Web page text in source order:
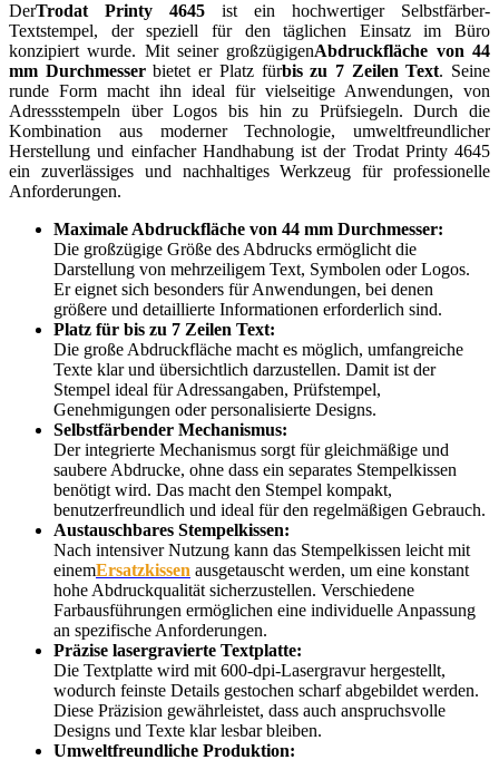
DerTrodat Printy 4645 ist ein hochwertiger Selbstfärber-
Textstempel, der speziell für den täglichen Einsatz im Büro
konzipiert wurde. Mit seiner großzügigenAbdruckfläche von 44
mm Durchmesserbietet er Platz fürbis zu 7 Zeilen Text. Seine
runde Form macht ihn ideal für vielseitige Anwendungen, von
Adressstempeln über Logos bis hin zu Prüfsiegeln. Durch die
Kombination aus moderner Technologie, umweltfreundlicher
Herstellung und einfacher Handhabung ist der Trodat Printy 4645
ein zuverlässiges und nachhaltiges Werkzeug für professionelle
Anforderungen.
Maximale Abdruckfläche von 44 mm Durchmesser:
Die großzügige Größe des Abdrucks ermöglicht die
Darstellung von mehrzeiligem Text, Symbolen oder Logos.
Er eignet sich besonders für Anwendungen, bei denen
größere und detaillierte Informationen erforderlich sind.
Platz für bis zu 7 Zeilen Text:
Die große Abdruckfläche macht es möglich, umfangreiche
Texte klar und übersichtlich darzustellen. Damit ist der
Stempel ideal für Adressangaben, Prüfstempel,
Genehmigungen oder personalisierte Designs.
Selbstfärbender Mechanismus:
Der integrierte Mechanismus sorgt für gleichmäßige und
saubere Abdrucke, ohne dass ein separates Stempelkissen
benötigt wird. Das macht den Stempel kompakt,
benutzerfreundlich und ideal für den regelmäßigen Gebrauch.
Austauschbares Stempelkissen:
Nach intensiver Nutzung kann das Stempelkissen leicht mit
einemErsatzkissen ausgetauscht werden, um eine konstant
hohe Abdruckqualität sicherzustellen. Verschiedene
Farbausführungen ermöglichen eine individuelle Anpassung
an spezifische Anforderungen.
Präzise lasergravierte Textplatte:
Die Textplatte wird mit 600-dpi-Lasergravur hergestellt,
wodurch feinste Details gestochen scharf abgebildet werden.
Diese Präzision gewährleistet, dass auch anspruchsvolle
Designs und Texte klar lesbar bleiben.
Umweltfreundliche Produktion: